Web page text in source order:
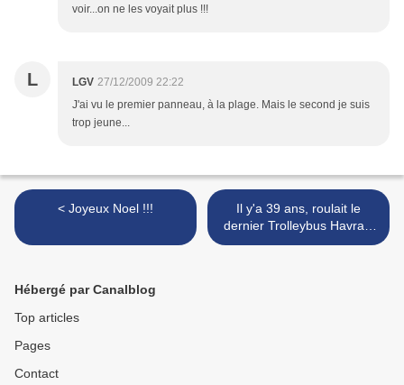
voir...on ne les voyait plus !!!
L LGV 27/12/2009 22:22
J'ai vu le premier panneau, à la plage. Mais le second je suis
trop jeune...
< Joyeux Noel !!!
Il y'a 39 ans, roulait le
dernier Trolleybus Havrais
!!! >
Hébergé par Canalblog
Top articles
Pages
Contact